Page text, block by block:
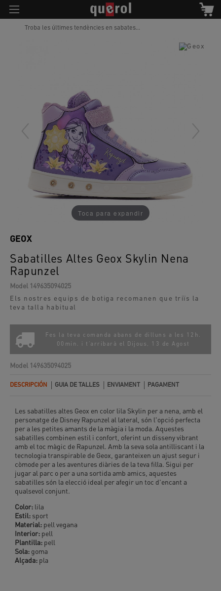
Troba les últimes tendències en sabates...
Toca para expandir
Sabatilles Altes Geox Skylin Nena
Rapunzel
GEOX
Model 149635094025
Els nostres equips de botiga recomanen que triïs la
teva talla habitual
Fes la teva comanda abans de dilluns a les 12h.
00min. i t'arribarà el
Dijous, 13 de Agost
Model 149635094025
DESCRIPCIÓN GUIA DE TALLES ENVIAMENT PAGAMENT
Les sabatilles altes Geox en color lila Skylin per a nena, amb el
personatge de Disney Rapunzel al lateral, són l'opció perfecta
per a les petites amants de la màgia i la moda. Aquestes
sabatilles combinen estil i confort, oferint un disseny vibrant
amb el toc màgic de Rapunzel. Amb la seva sola antilliscant i la
tecnologia transpirable de Geox, garanteixen un ajust segur i
còmode per a les aventures diàries de la teva filla. Sigui per
jugar al parc o per a una sortida amb amics, aquestes
sabatilles són la elecció ideal per afegir un toc d'encant a
qualsevol conjunt.
Color: lila
Estil: sport
Material: pell vegana
Interior: pell
Plantilla: pell
Sola: goma
Alçada: pla